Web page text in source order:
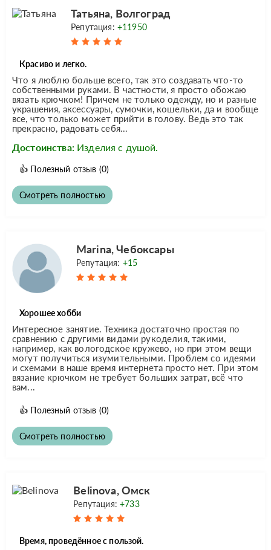
Татьяна, Волгоград
Репутация: +11950
Красиво и легко.
Что я люблю больше всего, так это создавать что-то
собственными руками. В частности, я просто обожаю
вязать крючком! Причем не только одежду, но и разные
украшения, аксессуары, сумочки, кошельки, да и вообще
все, что только может прийти в голову. Ведь это так
прекрасно, радовать себя...
Достоинства: Изделия с душой.
👍 Полезный отзыв (0)
Смотреть полностью
Marina, Чебоксары
Репутация: +15
Хорошее хобби
Интересное занятие. Техника достаточно простая по
сравнению с другими видами рукоделия, такими,
например, как вологодское кружево, но при этом вещи
могут получиться изумительными. Проблем со идеями
и схемами в наше время интернета просто нет. При этом
вязание крючком не требует больших затрат, всё что
вам...
👍 Полезный отзыв (0)
Смотреть полностью
Belinovа, Омск
Репутация:+733
Время, проведённое с пользой.